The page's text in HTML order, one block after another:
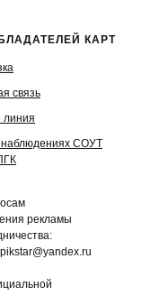
КАРТ
связь
линия
наблюдениях СОУТ
рекламы